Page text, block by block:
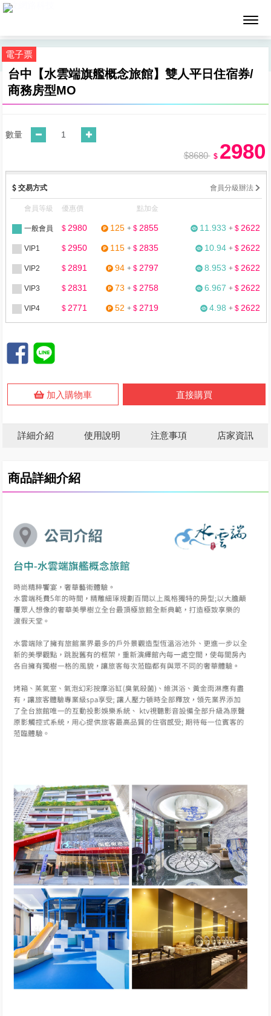
墨攻網路科技
電子票
台中【水雲端旗艦概念旅館】雙人平日住宿券/
商務房型MO
數量
$8680 $ 2980
交易方式 會員分級辦法
會員等級 優惠價 點加金
一般會員 $ 2980 125 + $ 2855 11.933 + $ 2622
VIP1 $ 2950 115 + $ 2835 10.94 + $ 2622
VIP2 $ 2891 94 + $ 2797 8.953 + $ 2622
VIP3 $ 2831 73 + $ 2758 6.967 + $ 2622
VIP4 $ 2771 52 + $ 2719 4.98 + $ 2622
直接購買
加入購物車
詳細介紹 使用說明 注意事項 店家資訊
商品詳細介紹